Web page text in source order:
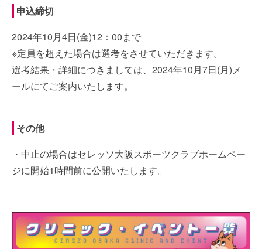
申込締切
2024年10月4日(金)12：00まで
※定員を超えた場合は選考をさせていただきます。
選考結果・詳細につきましては、2024年10月7日(月)メ
ールにてご案内いたします。
その他
・中止の場合はセレッソ大阪スポーツクラブホームペー
ジに開始1時間前に公開いたします。